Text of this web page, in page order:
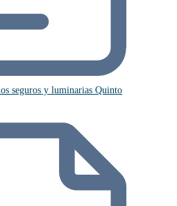
seguros y luminarias Quinto